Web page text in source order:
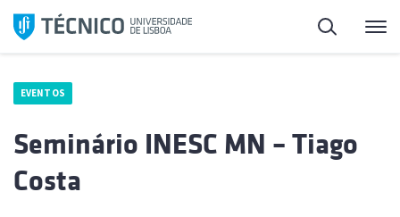
Saltar
para
Pesquisa
EVENTOS
Seminário INESC MN – Tiago
Costa